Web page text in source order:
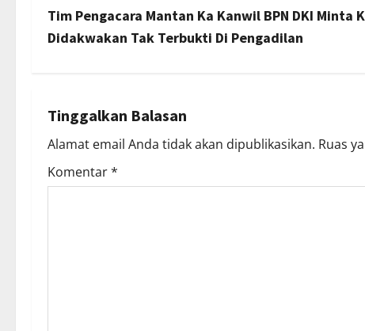
t
v
i
Tim Pengacara Mantan Ka Kanwil BPN DKI Minta
Didakwakan Tak Terbukti Di Pengadilan
Tinggalkan Balasan
Alamat email Anda tidak akan dipublikasikan. Ruas
Komentar*